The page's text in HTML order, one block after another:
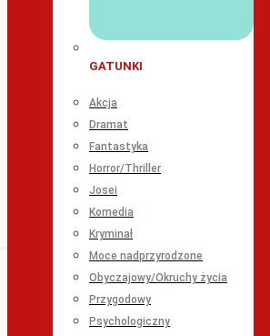
GATUNKI
Akcja
Dramat
Fantastyka
Horror/Thriller
Josei
Komedia
Kryminał
Moce nadprzyrodzone
Obyczajowy/Okruchy życia
Przygodowy
Psychologiczny